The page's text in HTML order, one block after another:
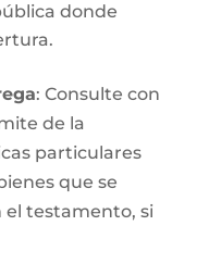
donde
: Consulte con
de la
particulares
que se
testamento, si